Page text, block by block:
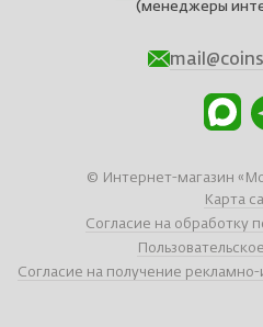
(менеджеры
© Интернет-магазин
Карта
Согласие на обработку
Согласие на получение